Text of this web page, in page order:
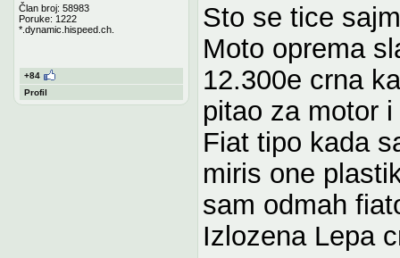
Član broj: 58983
Poruke: 1222
*.dynamic.hispeed.ch.
+84
Profil
Sto se tice
Moto oprema
12.300e crna
pitao za motor
Fiat tipo kada
miris one
sam odmah
Izlozena Lepa